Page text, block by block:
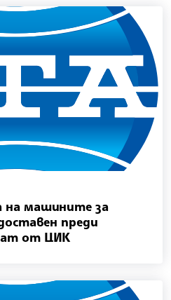
на машините за
преди
от ЦИК